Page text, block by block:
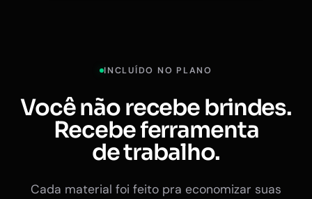
INCLUÍDO NO PLANO
Você não recebe brindes.
Recebe ferramenta
de trabalho.
Cada material foi feito pra economizar suas